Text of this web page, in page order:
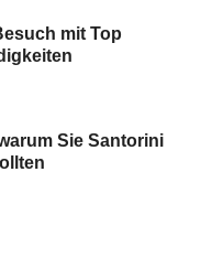
mit Top
Sie Santorini